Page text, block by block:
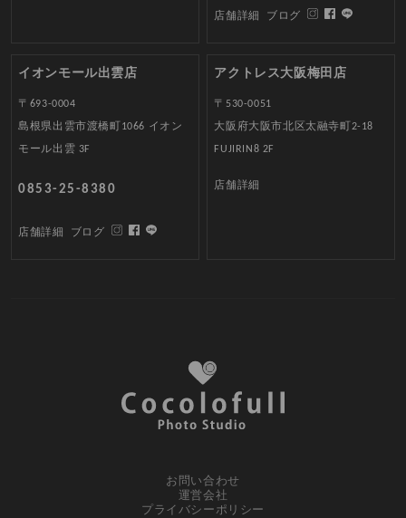
店舗詳細 ブログ
イオンモール出雲店
〒693-0004
島根県出雲市渡橋町1066 イオン
モール出雲 3F
0853-25-8380
店舗詳細 ブログ
アクトレス大阪梅田店
〒530-0051
大阪府大阪市北区太融寺町2-18
FUJIRIN8 2F
店舗詳細
お問い合わせ
運営会社
プライバシーポリシー